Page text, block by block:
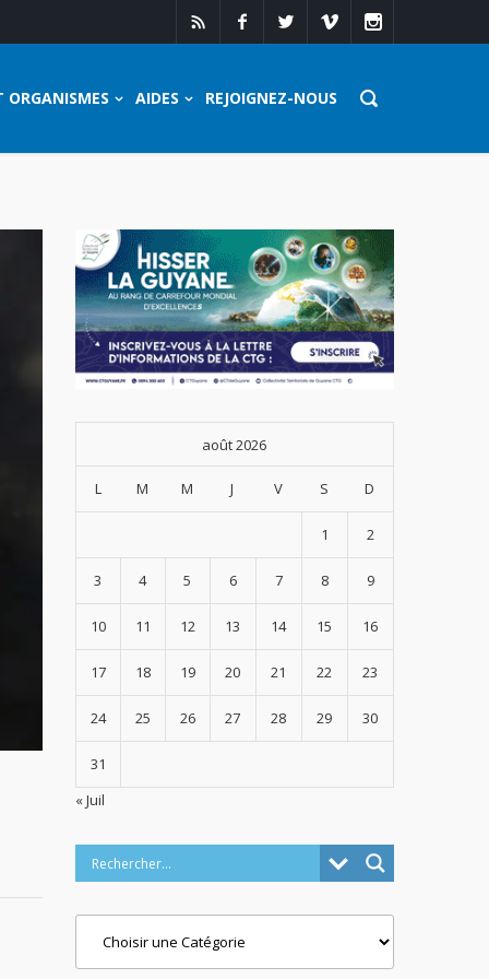
ORGANISMES AIDES REJOIGNEZ-NOUS
août 2026
L M M J V S D
1 2
3 4 5 6 7 8 9
10 11 12 13 14 15 16
17 18 19 20 21 22 23
24 25 26 27 28 29 30
31
« Juil